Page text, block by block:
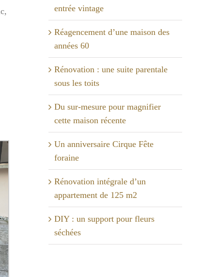
entrée vintage
Réagencement d’une maison des
années 60
Rénovation : une suite parentale
sous les toits
Du sur-mesure pour magnifier
cette maison récente
Un anniversaire Cirque Fête
foraine
Rénovation intégrale d’un
appartement de 125 m2
DIY : un support pour fleurs
séchées